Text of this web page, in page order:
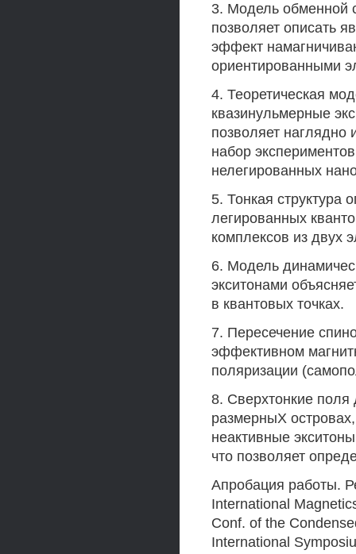
3. Модель обменной
позволяет описать
эффект
ориентированными
4. Теоретическая
квазинульмерные
позволяет наглядно
набор
нелегированных
5. Тонкая структура
легированных
комплексов из двух
6. Модель
экситонами
в квантовых точках.
7. Пересечение
эффективном
поляризации
8. Сверхтонкие поля
размерныХ
неактивные
что позволяет
Апробация работы.
International
Conf. of the
International